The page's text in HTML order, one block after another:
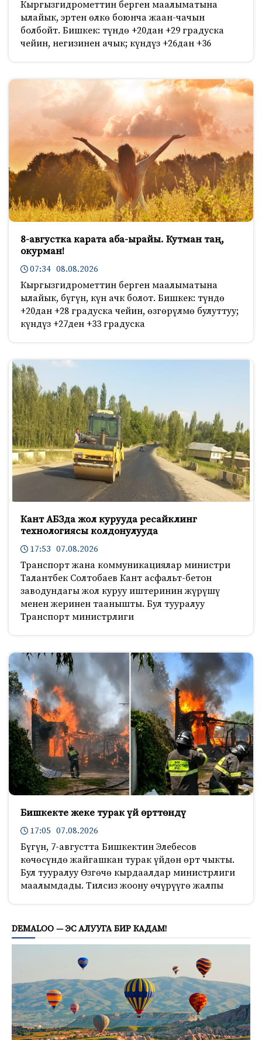
Кыргызгидрометтин берген маалыматына
ылайык, эртен өлкө боюнча жаан-чачын
болбойт. Бишкек: түндө +20дан +29 градуска
чейин, негизинен ачык; күндүз +26дан +36
8-августка карата аба-ырайы. Кутман таң,
окурман!
07:34 08.08.2026
Кыргызгидрометтин берген маалыматына
ылайык, бүгүн, күн ачк болот. Бишкек: түндө
+20дан +28 градуска чейин, өзгөрүлмө булуттуу;
күндүз +27ден +33 градуска
Кант АБЗда жол курууда ресайклинг
технологиясы колдонулууда
17:53 07.08.2026
Транспорт жана коммуникациялар министри
Талантбек Солтобаев Кант асфальт-бетон
заводундагы жол куруу иштеринин жүрүшү
менен жеринен таанышты. Бул тууралуу
Транспорт министрлиги
Бишкекте жеке турак үй өрттөндү
17:05 07.08.2026
Бүгүн, 7-августта Бишкектин Элебесов
көчөсүндө жайгашкан турак үйдөн өрт чыкты.
Бул тууралуу Өзгөчө кырдаалдар министрлиги
маалымдады. Тилсиз жоону өчүрүүгө жалпы
DEMALOO — ЭС АЛУУГА БИР КАДАМ!